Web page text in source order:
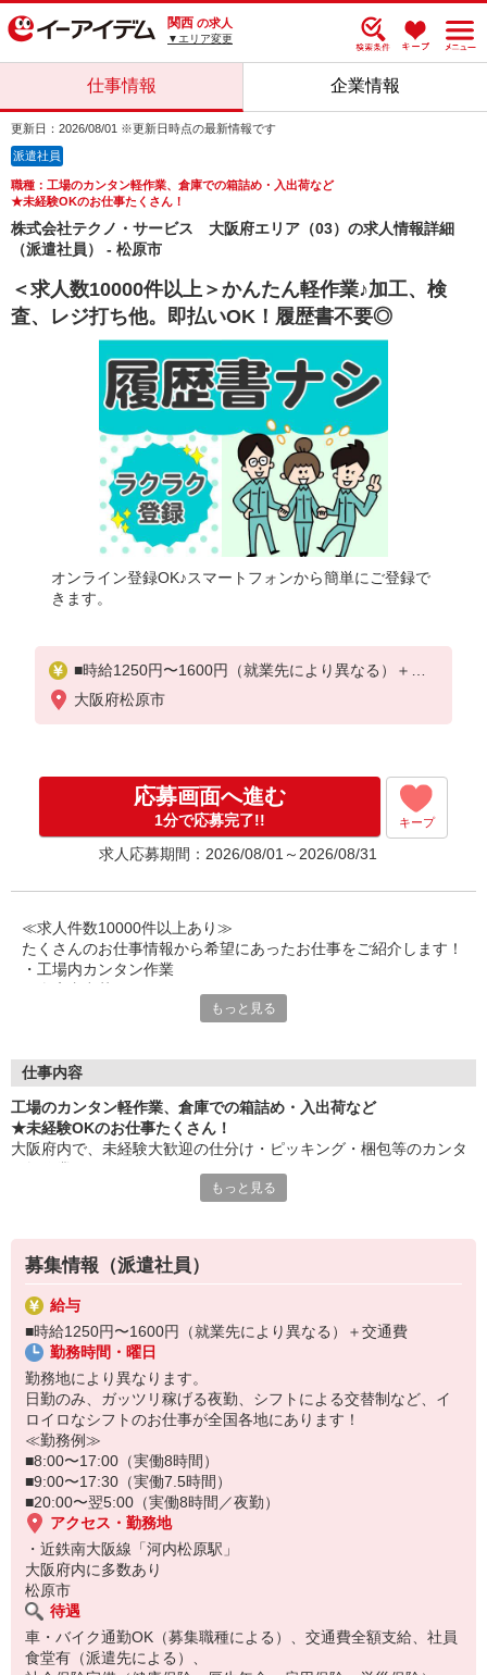
関西 の求人
▼エリア変更
仕事情報 企業情報
更新日：2026/08/01 ※更新日時点の最新情報です
派遣社員
職種：工場のカンタン軽作業、倉庫での箱詰め・入出荷など
★未経験OKのお仕事たくさん！
株式会社テクノ・サービス 大阪府エリア（03）の求人情報詳細
（派遣社員） - 松原市
＜求人数10000件以上＞かんたん軽作業♪加工、検
査、レジ打ち他。即払いOK！履歴書不要◎
オンライン登録OK♪スマートフォンから簡単にご登録で
きます。
■時給1250円〜1600円（就業先により異なる）＋交
通費
大阪府松原市
応募画面へ進む
1分で応募完了!! キープ
求人応募期間：2026/08/01～2026/08/31
≪求人件数10000件以上あり≫
たくさんのお仕事情報から希望にあったお仕事をご紹介します！
・工場内カンタン作業
≪性別問わずご活躍中！≫
車通勤・バイク通勤OKも多数あり！「交通費支給OK！」
自宅から通いやすいお仕事お探しの方もぜひご登録下さい☆
勤務実績に応じて給与の一部を給料日前にお支払いOK
※原則月払いでの給与支払です。
＜あんしん資格取得制度＞
就業中の方にはフォークリフト・クレーン・玉掛け・溶接の資格
取得を全力サポート！講習料・受験料を全額当社負担します。
もっと見る
仕事内容
工場のカンタン軽作業、倉庫での箱詰め・入出荷など
★未経験OKのお仕事たくさん！
大阪府内で、未経験大歓迎の仕分け・ピッキング・梱包等のカンタ
もっと見る
募集情報（派遣社員）
給与
■時給1250円〜1600円（就業先により異なる）＋交通費
勤務時間・曜日
勤務地により異なります。
日勤のみ、ガッツリ稼げる夜勤、シフトによる交替制など、イ
ロイロなシフトのお仕事が全国各地にあります！
≪勤務例≫
■8:00〜17:00（実働8時間）
■9:00〜17:30（実働7.5時間）
■20:00〜翌5:00（実働8時間／夜勤）
アクセス・勤務地
・近鉄南大阪線「河内松原駅」
大阪府内に多数あり
松原市
待遇
車・バイク通勤OK（募集職種による）、交通費全額支給、社員
食堂有（派遣先による）、